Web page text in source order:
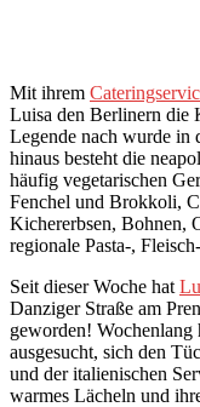
Mit ihrem
Luisa den Berlinern die
Legende nach wurde in
hinaus besteht die
häufig vegetarischen
Fenchel und Brokkoli,
Kichererbsen, Bohnen,
regionale Pasta-,
Seit dieser Woche hat
Danziger Straße am
geworden! Wochenlang
ausgesucht, sich den
und der italienischen
warmes Lächeln und